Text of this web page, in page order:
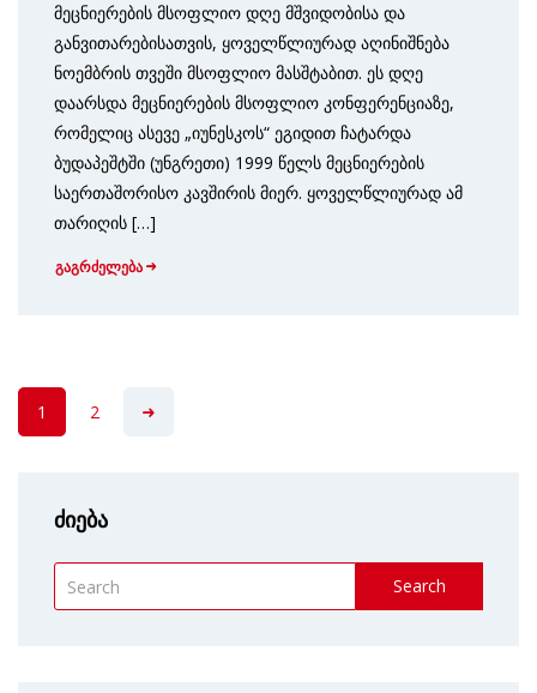
მეცნიერების მსოფლიო დღე მშვიდობისა და
განვითარებისათვის, ყოველწლიურად აღინიშნება
ნოემბრის თვეში მსოფლიო მასშტაბით. ეს დღე
დაარსდა მეცნიერების მსოფლიო კონფერენციაზე,
რომელიც ასევე „იუნესკოს“ ეგიდით ჩატარდა
ბუდაპეშტში (უნგრეთი) 1999 წელს მეცნიერების
საერთაშორისო კავშირის მიერ. ყოველწლიურად ამ
თარიღის […]
გაგრძელება
1 2
ძიება
Search